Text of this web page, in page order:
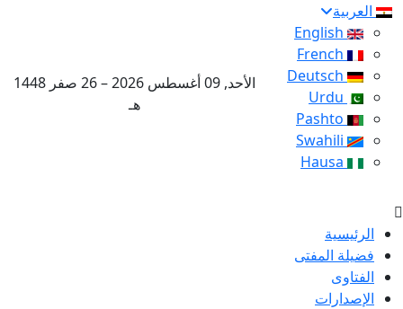
العربية
الأحد, 09 أغسطس 2026 – 26 صفر 1448
هـ
الرئيسية
فضيلة المفتى
الفتاوى
الإصدارات